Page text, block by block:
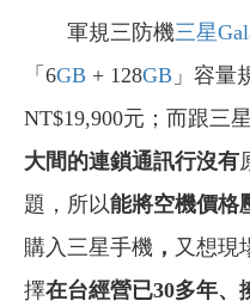
軍規三防機三星
「6GB + 128GB 」容量
NT$19,900元；而跟三
大間的連鎖通訊行沒有
題，所以能將空機價格
購入三星手機 ， 又想現
擇在台經營已30多年、